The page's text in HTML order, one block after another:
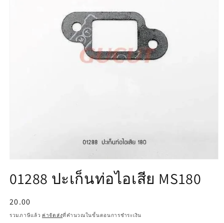
สื่อ
1
โม
ดอล
01288 ปะเก็นท่อไอเสีย MS180
ราคา
ปกติ
20.00
รวมภาษีแล้ว ค่าจัดส่งที่คำนวณในขั้นตอนการชำระเงิน